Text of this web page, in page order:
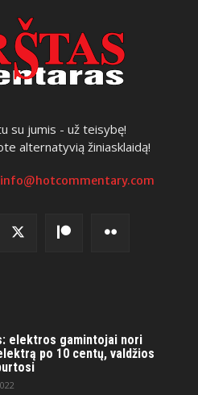
su jumis - už teisybę!
alternatyvią žiniasklaidą!
info@hotcommentary.com
elektros gamintojai nori
po 10 centų, valdžios